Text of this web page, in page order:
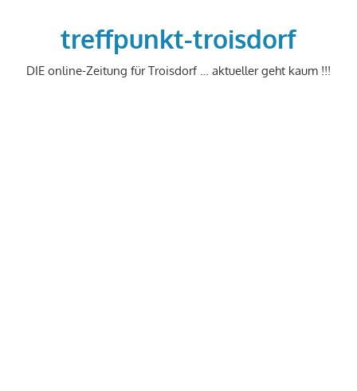
treffpunkt-troisdorf
DIE online-Zeitung für Troisdorf … aktueller geht kaum !!!